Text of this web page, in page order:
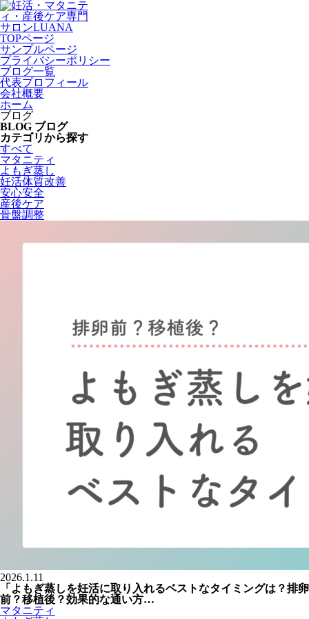
TOPページ
サンプルページ
プライバシーポリシー
ブログ一覧
代表プロフィール
会社概要
ホーム
ブログ
BLOG ブログ
カテゴリから探す
すべて
マタニティ
よもぎ蒸し
妊活体質改善
安心安全
産後ケア
骨盤調整
2026.1.11
「よもぎ蒸しを妊活に取り入れるベストなタイミングは？排卵
前？移植後？効果的な通い方…
マタニティ